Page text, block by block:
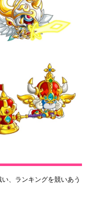
、ランキングを競いあう